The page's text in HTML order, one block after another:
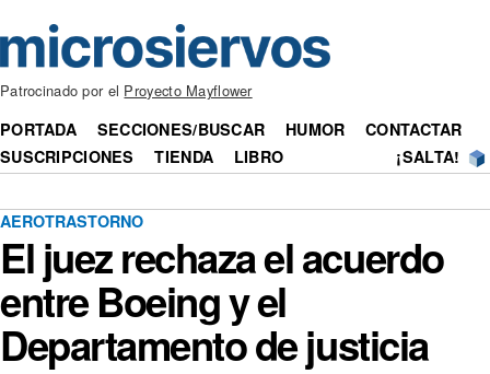
Patrocinado por el Proyecto Mayflower
PORTADA SECCIONES/BUSCAR HUMOR
CONTACTAR
SUSCRIPCIONES
TIENDA LIBRO ¡SALTA!
AEROTRASTORNO
El juez rechaza el acuerdo
entre Boeing y el
Departamento de justicia